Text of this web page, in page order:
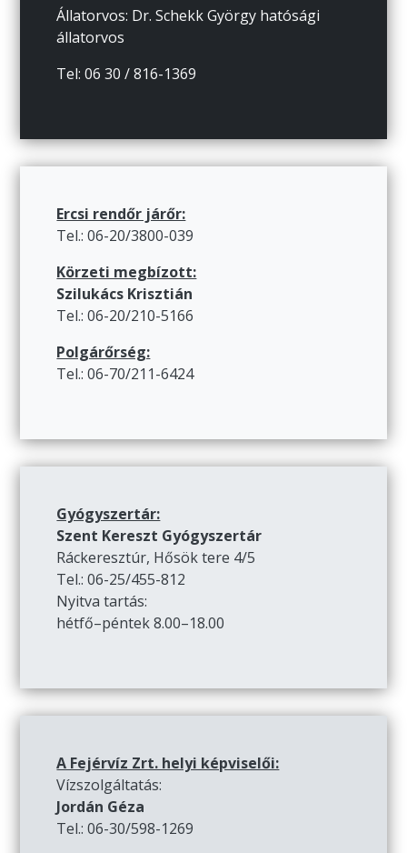
Állatorvos: Dr. Schekk György hatósági
állatorvos
Tel: 06 30 / 816-1369
Ercsi rendőr járőr:
Tel.: 06-20/3800-039
Körzeti megbízott:
Szilukács Krisztián
Tel.: 06-20/210-5166
Polgárőrség:
Tel.: 06-70/211-6424
Gyógyszertár:
Szent Kereszt Gyógyszertár
Ráckeresztúr, Hősök tere 4/5
Tel.: 06-25/455-812
Nyitva tartás:
hétfő–péntek 8.00–18.00
A Fejérvíz Zrt. helyi képviselői:
Vízszolgáltatás:
Jordán Géza
Tel.: 06-30/598-1269